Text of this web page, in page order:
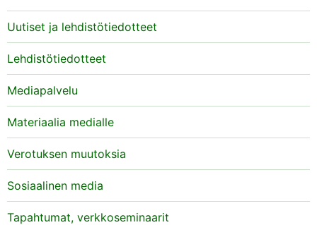
Uutiset ja lehdistötiedotteet
Lehdistötiedotteet
Mediapalvelu
Materiaalia medialle
Verotuksen muutoksia
Sosiaalinen media
Tapahtumat, verkkoseminaarit